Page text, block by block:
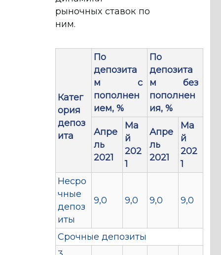
рыночных ставок по
ним.
Катег
ория
депоз
ита
По
депозита
м с
пополнен
ием, %
По
депозита
м без
пополнен
ия, %
Апре
ль
2021
Ма
й
202
1
Апре
ль
2021
Ма
й
202
1
Несро
чные
депоз
иты
9,0 9,0 9,0 9,0
Срочные депозиты